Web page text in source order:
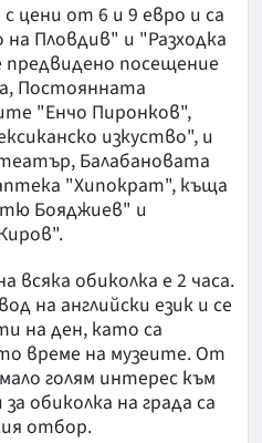
цени от 6 и 9 евро и са
Пловдив" и "Разходка
посещение
Постоянната
"Енчо Пиронков",
изкуство", и
Балабановата
"Хипократ", къща
Бояджиев" и
обиколка е 2 часа.
на английски език и се
на ден, като са
време на музеите. От
голям интерес към
обиколка на града са
отбор.